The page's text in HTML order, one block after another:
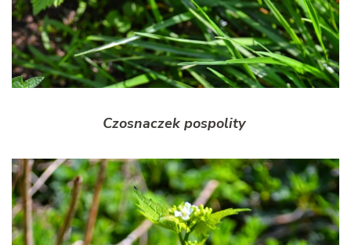
Czosnaczek pospolity